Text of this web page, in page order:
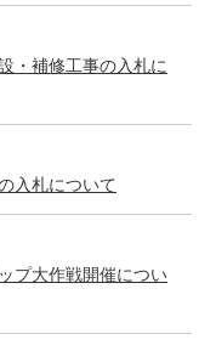
・補修工事の入札に
入札について
プ大作戦開催につい